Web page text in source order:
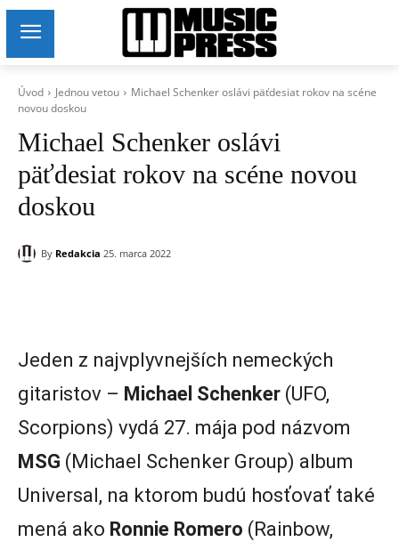
Úvod Jednou vetou
Michael Schenker oslávi päťdesiat rokov na scéne
novou doskou
Michael Schenker oslávi
päťdesiat rokov na scéne novou
doskou
By Redakcia 25. marca 2022
Jeden z najvplyvnejších nemeckých
gitaristov – Michael Schenker (UFO,
Scorpions) vydá 27. mája pod názvom
MSG (Michael Schenker Group) album
Universal, na ktorom budú hosťovať také
mená ako Ronnie Romero (Rainbow,